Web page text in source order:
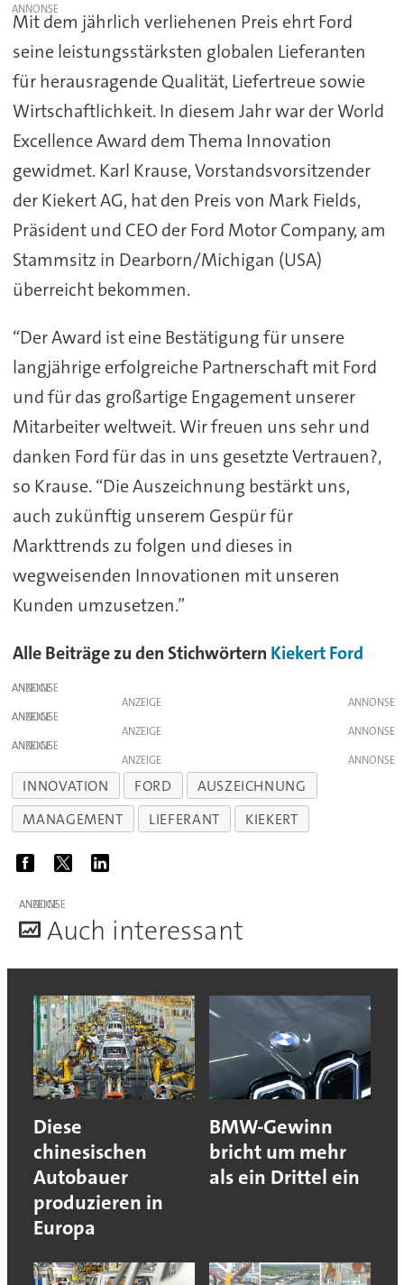
Mit dem jährlich verliehenen Preis ehrt Ford
seine leistungsstärksten globalen Lieferanten
für herausragende Qualität, Liefertreue sowie
Wirtschaftlichkeit. In diesem Jahr war der World
Excellence Award dem Thema Innovation
gewidmet. Karl Krause, Vorstandsvorsitzender
der Kiekert AG, hat den Preis von Mark Fields,
Präsident und CEO der Ford Motor Company, am
Stammsitz in Dearborn/Michigan (USA)
überreicht bekommen.
“Der Award ist eine Bestätigung für unsere
langjährige erfolgreiche Partnerschaft mit Ford
und für das großartige Engagement unserer
Mitarbeiter weltweit. Wir freuen uns sehr und
danken Ford für das in uns gesetzte Vertrauen?,
so Krause. “Die Auszeichnung bestärkt uns,
auch zukünftig unserem Gespür für
Markttrends zu folgen und dieses in
wegweisenden Innovationen mit unseren
Kunden umzusetzen.”
Alle Beiträge zu den Stichwörtern KiekertFord
ANZEIGE
ANZEIGE
ANZEIGE
ANZEIGE
ANZEIGE
ANZEIGE
INNOVATION FORD
AUSZEICHNUNG
MANAGEMENT
LIEFERANT KIEKERT
ANZEIGE
Auch interessant
Diese
chinesischen
Autobauer
produzieren in
Europa
BMW-Gewinn
bricht um mehr
als ein Drittel ein